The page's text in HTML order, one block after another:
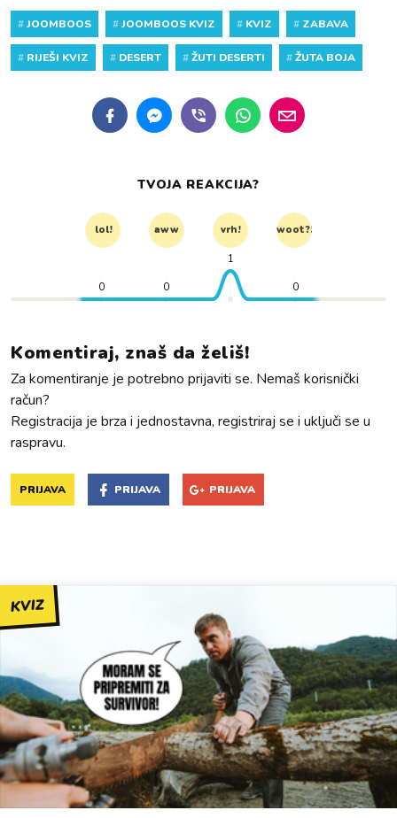
#JOOMBOOS #JOOMBOOS KVIZ # KVIZ # ZABAVA
# RIJEŠI KVIZ # DESERT #ŽUTI DESERTI #ŽUTA BOJA
TVOJA REAKCIJA?
lol! aww vrh! woot?!
0 0
1
0
Komentiraj, znaš da želiš!
Za komentiranje je potrebno prijaviti se. Nemaš korisnički
račun?
Registracija je brza i jednostavna, registriraj se i uključi se u
raspravu.
PRIJAVA PRIJAVA PRIJAVA
KVIZ